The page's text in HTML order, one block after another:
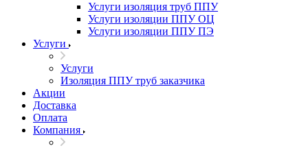
Услуги изоляция труб ППУ
Услуги изоляции ППУ ОЦ
Услуги изоляции ППУ ПЭ
Услуги
Услуги
Изоляция ППУ труб заказчика
Акции
Доставка
Оплата
Компания